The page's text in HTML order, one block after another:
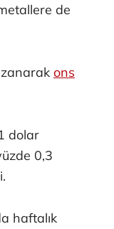
de
ons
dolar
0,3
haftalık